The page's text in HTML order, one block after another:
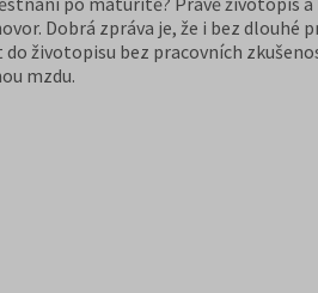
Dobrá zpráva je, že i bez dlouhé
životopisu bez pracovních
mzdu.